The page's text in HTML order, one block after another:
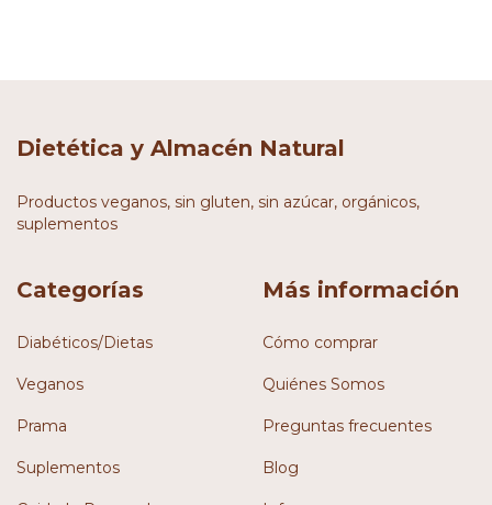
Dietética y Almacén Natural
Productos veganos, sin gluten, sin azúcar, orgánicos,
suplementos
Categorías
Diabéticos/Dietas
Veganos
Prama
Suplementos
Más información
Cómo comprar
Quiénes Somos
Preguntas frecuentes
Blog